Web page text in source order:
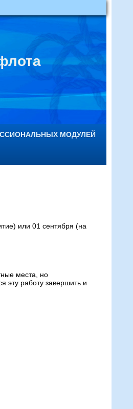
МОДУЛЕЙ
или 01 сентября (на
места, но
эту работу завершить и